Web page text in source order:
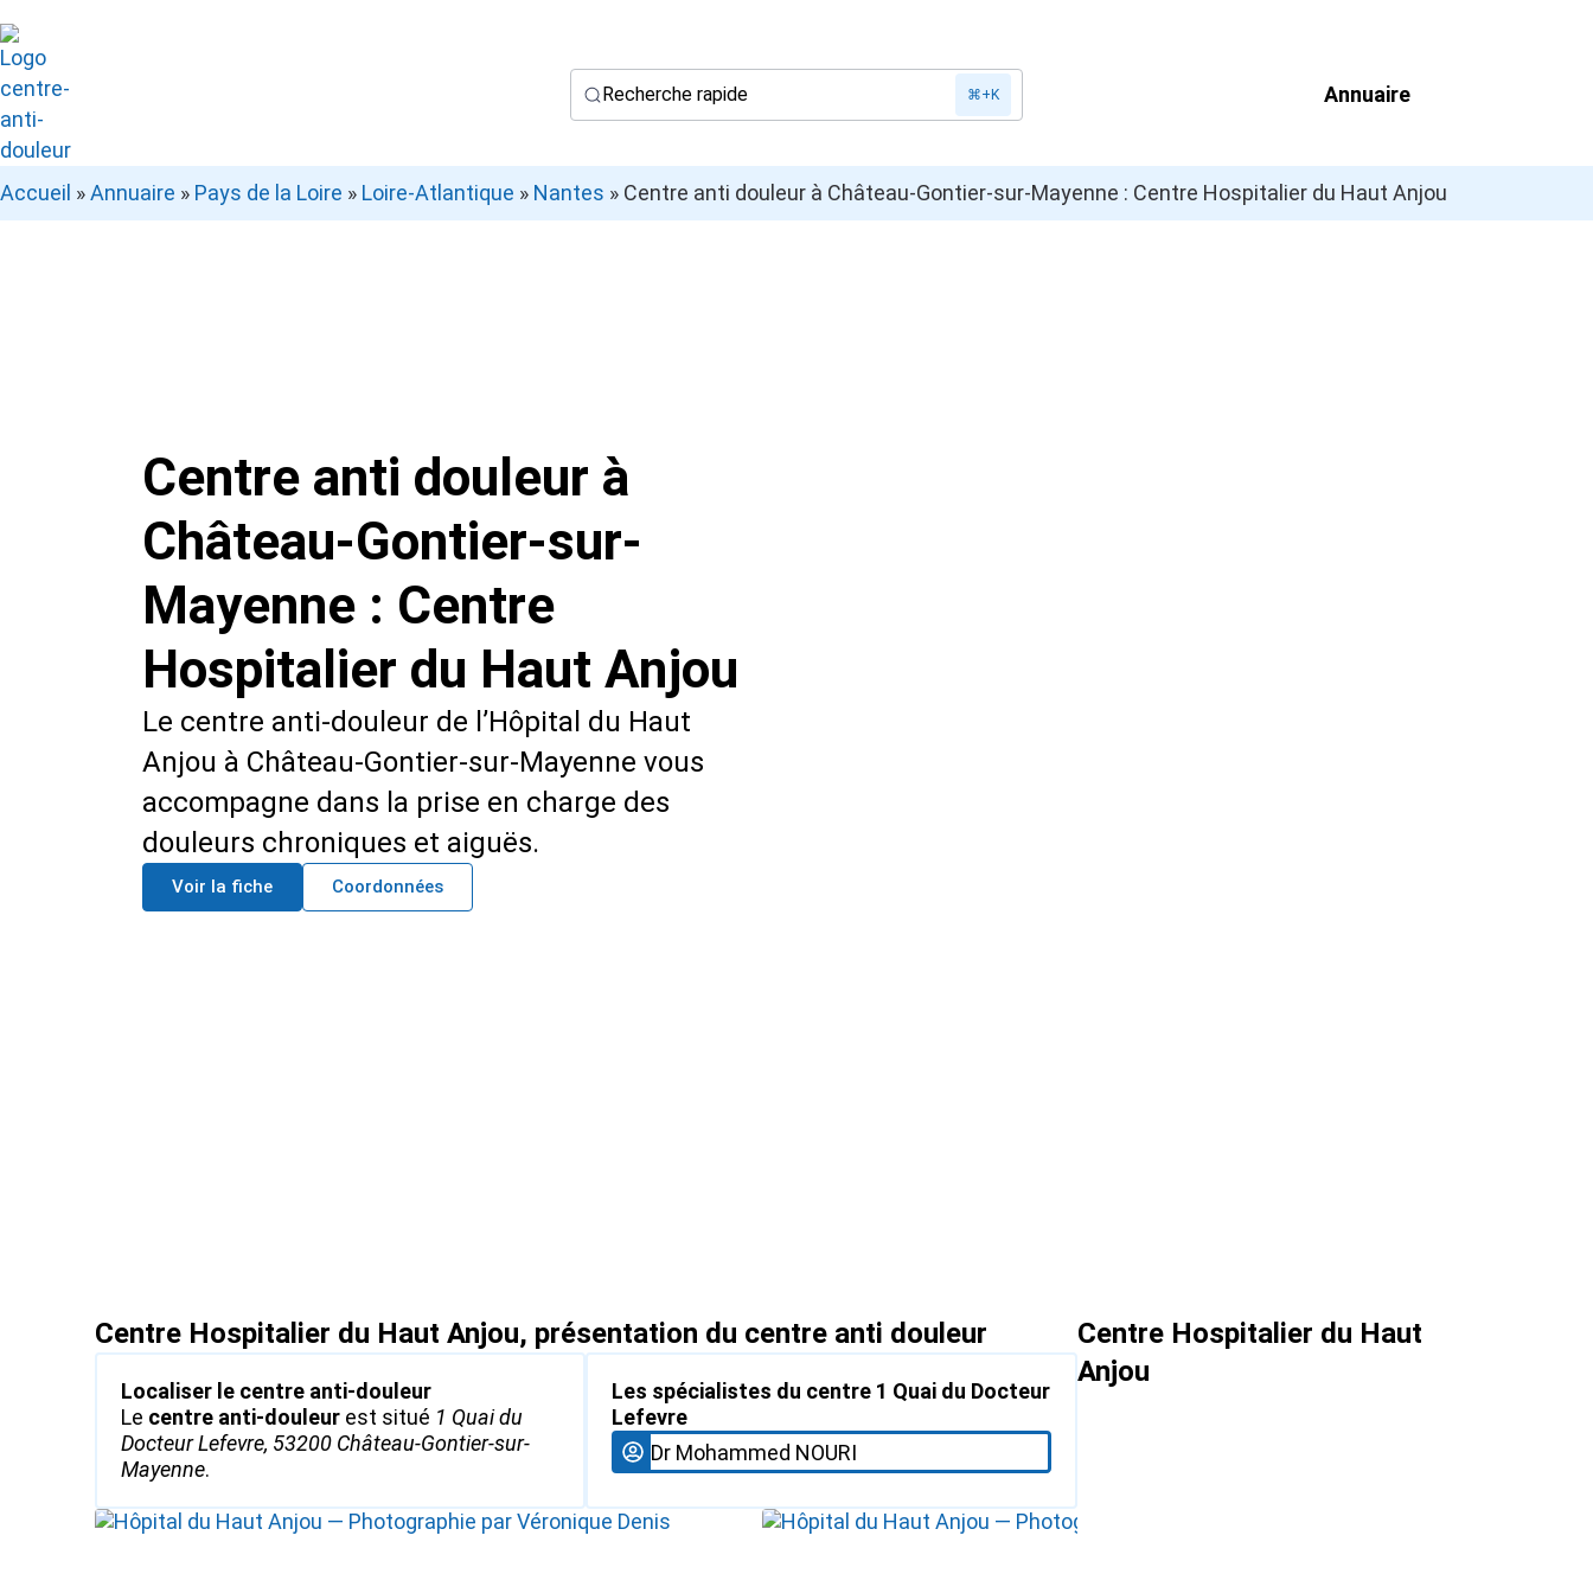
Recherche rapide ⌘+K Annuaire
Accueil »Annuaire » Pays de la Loire » Loire-Atlantique » Nantes » Centre anti douleur à Château-Gontier-sur-Mayenne : Centre Hospitalier du Haut Anjou
Centre anti douleur à
Château-Gontier-sur-
Mayenne : Centre
Hospitalier du Haut Anjou
Le centre anti-douleur de l’Hôpital du Haut
Anjou à Château-Gontier-sur-Mayenne vous
accompagne dans la prise en charge des
douleurs chroniques et aiguës.
Voir la fiche Coordonnées
Centre Hospitalier du Haut Anjou, présentation du centre anti douleur
Localiser le centre anti-douleur
Le centre anti-douleur est situé 1 Quai du
Docteur Lefevre, 53200 Château-Gontier-sur-
Mayenne.
Les spécialistes du centre 1 Quai du Docteur
Lefevre
Dr Mohammed NOURI
Centre Hospitalier du Haut
Anjou